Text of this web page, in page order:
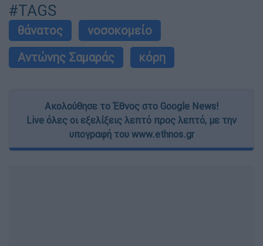
#TAGS
θάνατος
νοσοκομείο
Αντώνης Σαμαράς
κόρη
Ακολούθησε το Έθνος στο Google News!
Live όλες οι εξελίξεις λεπτό προς λεπτό, με την
υπογραφή του www.ethnos.gr